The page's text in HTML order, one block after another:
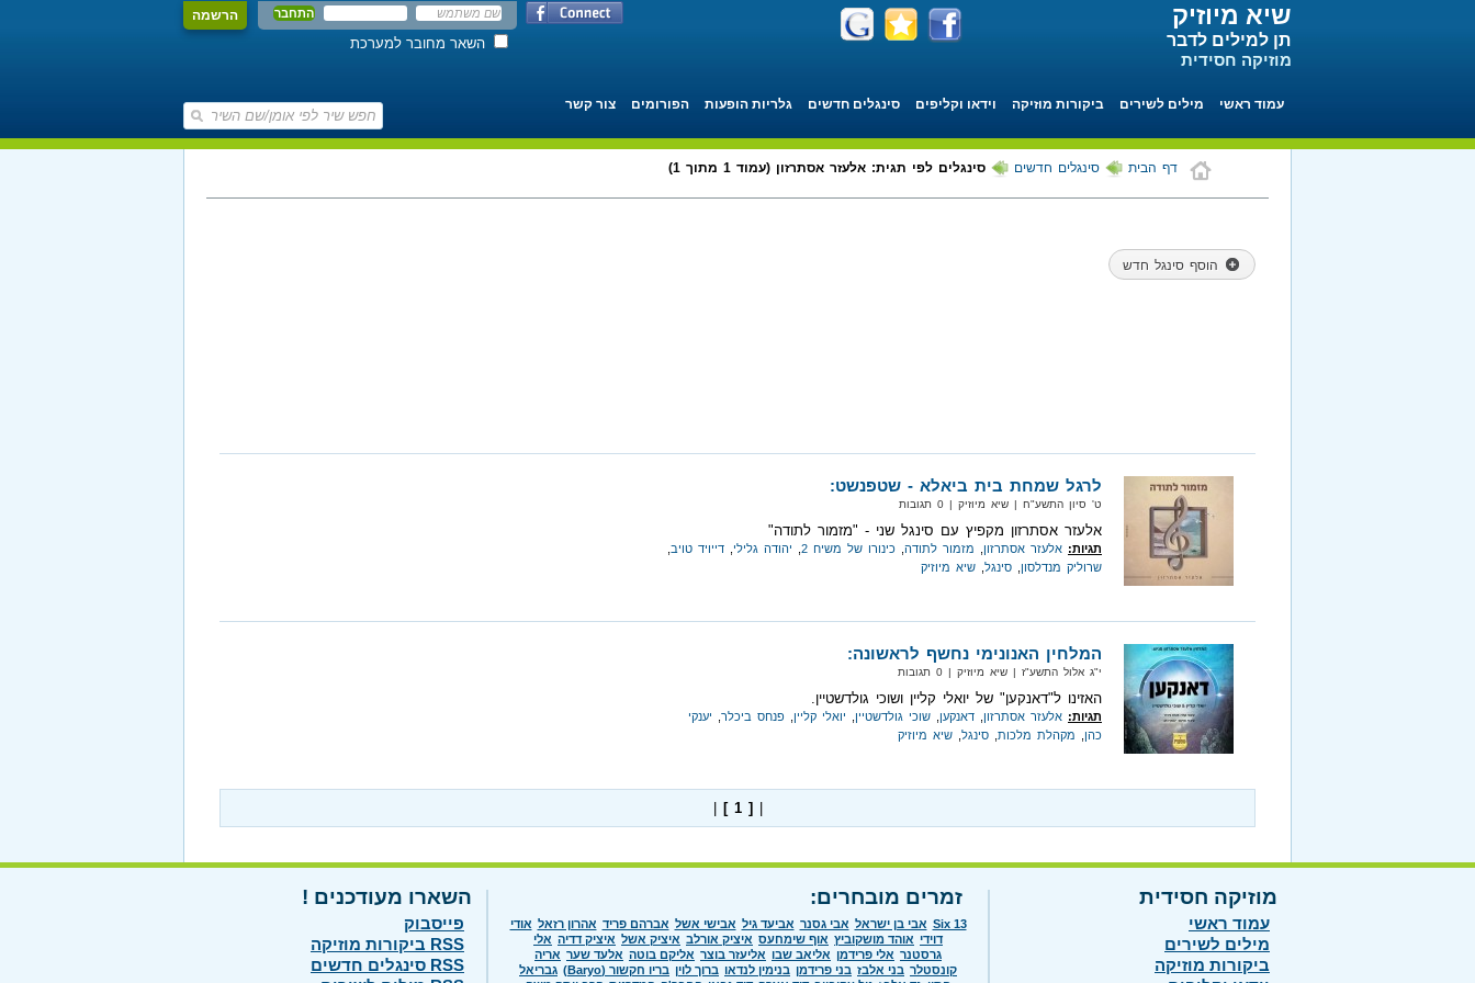
הרשמה
השאר מחובר למערכת
שיא מיוזיק
תן למילים לדבר
מוזיקה חסידית
עמוד ראשי מילים לשירים ביקורות מוזיקה וידאו וקליפים סינגלים חדשים גלריות הופעות הפורומים צור קשר
דף הבית סינגלים חדשים סינגלים לפי תגית: אלעזר אסתרזון (עמוד 1 מתוך 1)
הוסף סינגל חדש
לרגל שמחת בית ביאלא - שטפנשט:
ט' סיון התשע"ח‏ | שיא מיוזיק‏ | 0 תגובות
אלעזר אסתרזון מקפיץ עם סינגל שני - "מזמור לתודה"
תגיות: אלעזר אסתרזון מזמור לתודה כינורו של משיח 2 יהודה גלילי דייויד טויב
שרוליק מנדלסון
סינגל שיא מיוזיק
המלחין האנונימי נחשף לראשונה:
י"ג אלול התשע"ז‏ | שיא מיוזיק‏ | 0 תגובות
האזינו ל"דאנקען" של יואלי קליין ושוכי גולדשטיין.
תגיות: אלעזר אסתרזון דאנקען שוכי גולדשטיין יואלי קליין פנחס ביכלר
יענקי
כהן
מקהלת מלכות סינגל שיא מיוזיק
[ 1 ]
מוזיקה חסידית
עמוד ראשי
מילים לשירים
ביקורות מוזיקה
זמרים מובחרים:
Six 13 אבי בן ישראל אבי גסנר אביעד גיל אבישי אשל אברהם פריד אהרון רזאל אודי
דוידי אוהד מושקוביץ אוף שימחעס איציק אורלב איציק אשל איציק דדיה אלי
גרסטנר אלי פרידמן אליאב שבו אליעזר בוצר אליקם בוטה אלעד שער אריה
קונסטלר בני אלבז בני פרידמן בנימין לנדאו ברוך לוין בריו חקשור (Baryo)
גבריאל
השארו מעודכנים !
פייסבוק
RSS ביקורות מוזיקה
RSS סינגלים חדשים